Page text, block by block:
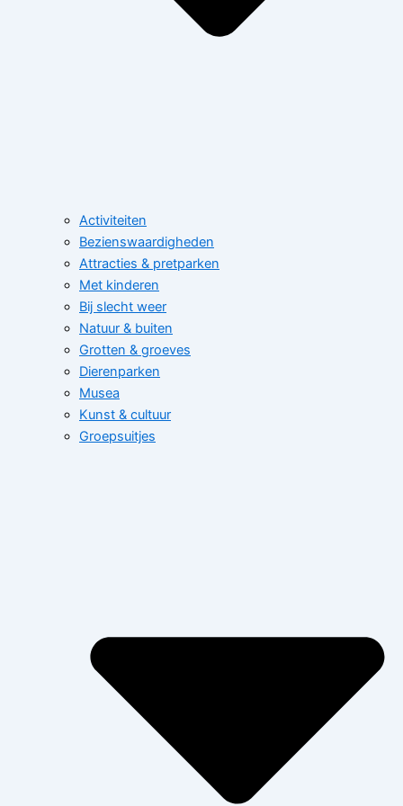
Activiteiten
Bezienswaardigheden
Attracties & pretparken
Met kinderen
Bij slecht weer
Natuur & buiten
Grotten & groeves
Dierenparken
Musea
Kunst & cultuur
Groepsuitjes